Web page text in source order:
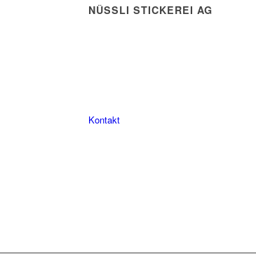
NÜSSLI STICKEREI AG
Kontakt